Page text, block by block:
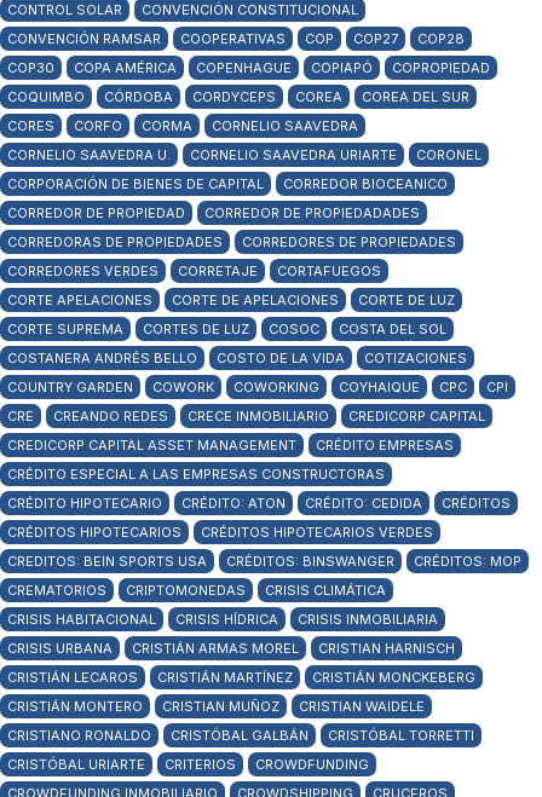
CONTROL SOLAR
CONVENCIÓN CONSTITUCIONAL
CONVENCIÓN RAMSAR
COOPERATIVAS COP COP27
COP28
COP30
COPA AMÉRICA COPENHAGUE COPIAPÓ
COPROPIEDAD
COQUIMBO
CÓRDOBA CORDYCEPS COREA
COREA DEL SUR
CORES
CORFO CORMA
CORNELIO SAAVEDRA
CORNELIO SAAVEDRA U.
CORNELIO SAAVEDRA URIARTE
CORONEL
CORPORACIÓN DE BIENES DE CAPITAL
CORREDOR BIOCEANICO
CORREDOR DE PROPIEDAD
CORREDOR DE PROPIEDADADES
CORREDORAS DE PROPIEDADES
CORREDORES DE PROPIEDADES
CORREDORES VERDES
CORRETAJE
CORTAFUEGOS
CORTE APELACIONES
CORTE DE APELACIONES
CORTE DE LUZ
CORTE SUPREMA
CORTES DE LUZ COSOC
COSTA DEL SOL
COSTANERA ANDRÉS BELLO
COSTO DE LA VIDA
COTIZACIONES
COUNTRY GARDEN
COWORK COWORKING COYHAIQUE CPC
CPI
CRE
CREANDO REDES CRECE INMOBILIARIO
CREDICORP CAPITAL
CREDICORP CAPITAL ASSET MANAGEMENT
CRÉDITO EMPRESAS
CRÉDITO ESPECIAL A LAS EMPRESAS CONSTRUCTORAS
CRÉDITO HIPOTECARIO
CRÉDITO: ATON CRÉDITO: CEDIDA
CRÉDITOS
CRÉDITOS HIPOTECARIOS
CRÉDITOS HIPOTECARIOS VERDES
CREDITOS: BEIN SPORTS USA
CRÉDITOS: BINSWANGER
CRÉDITOS: MOP
CREMATORIOS
CRIPTOMONEDAS
CRISIS CLIMÁTICA
CRISIS HABITACIONAL
CRISIS HÍDRICA
CRISIS INMOBILIARIA
CRISIS URBANA
CRISTIÁN ARMAS MOREL
CRISTIAN HARNISCH
CRISTIÁN LECAROS
CRISTIÁN MARTÍNEZ
CRISTIÁN MONCKEBERG
CRISTIÁN MONTERO
CRISTIAN MUÑOZ
CRISTIAN WAIDELE
CRISTIANO RONALDO
CRISTÓBAL GALBÁN
CRISTÓBAL TORRETTI
CRISTÓBAL URIARTE
CRITERIOS
CROWDFUNDING